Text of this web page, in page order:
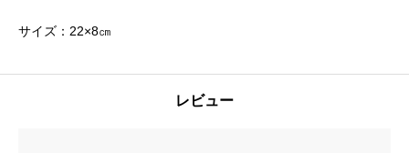
サイズ：22×8㎝
レビュー